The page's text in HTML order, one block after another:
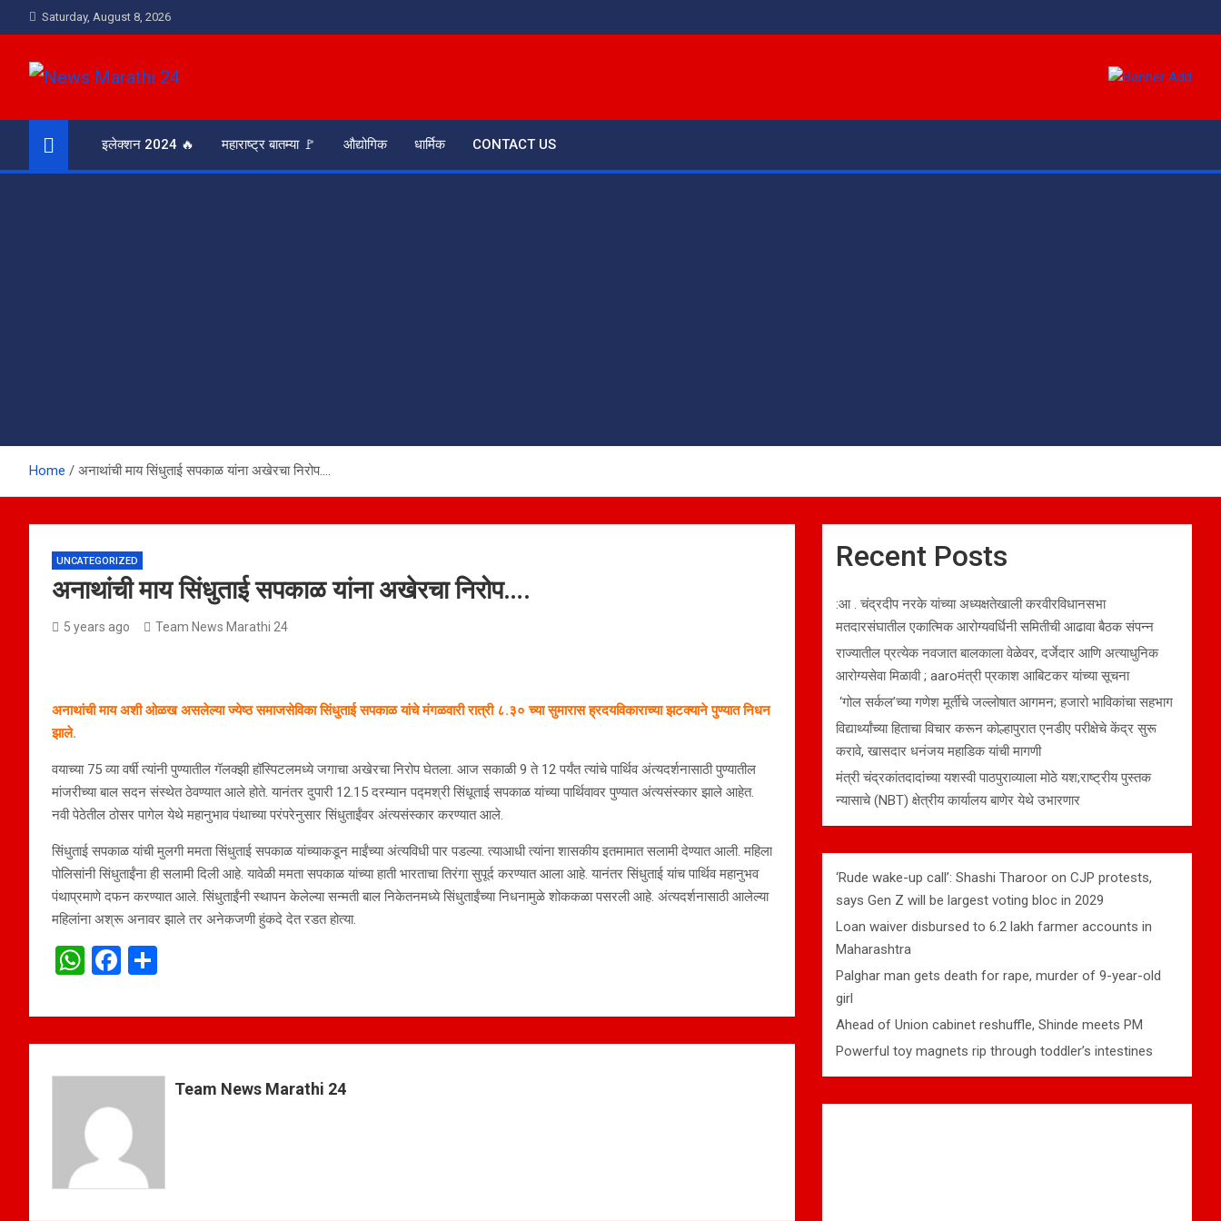
to
Saturday, August 8, 2026
News Marathi 24
इलेक्शन 2024 🔥 महाराष्ट्र बातम्या 🚩 औद्योगिक धार्मिक CONTACT US
Home अनाथांची माय सिंधुताई सपकाळ यांना अखेरचा निरोप….
UNCATEGORIZED
अनाथांची माय सिंधुताई सपकाळ यांना अखेरचा निरोप….
5 years ago Team News Marathi 24
अनाथांची माय अशी ओळख असलेल्या ज्येष्ठ समाजसेविका सिंधुताई सपकाळ यांचे मंगळवारी रात्री ८.३० च्या सुमारास ह्रदयविकाराच्या झटक्याने पुण्यात निधन
झाले.
वयाच्या 75 व्या वर्षी त्यांनी पुण्यातील गॅलक्झी हॉस्पिटलमध्ये जगाचा अखेरचा निरोप घेतला. आज सकाळी 9 ते 12 पर्यंत त्यांचे पार्थिव अंत्यदर्शनासाठी पुण्यातील
मांजरीच्या बाल सदन संस्थेत ठेवण्यात आले होते. यानंतर दुपारी 12.15 दरम्यान पद्मश्री सिंधूताई सपकाळ यांच्या पार्थिवावर पुण्यात अंत्यसंस्कार झाले आहेत.
नवी पेठेतील ठोसर पागेल येथे महानुभाव पंथाच्या परंपरेनुसार सिंधुताईंवर अंत्यसंस्कार करण्यात आले.
सिंधुताई सपकाळ यांची मुलगी ममता सिंधुताई सपकाळ यांच्याकडून माईंच्या अंत्यविधी पार पडल्या. त्याआधी त्यांना शासकीय इतमामात सलामी देण्यात आली. महिला
पोलिसांनी सिंधुताईंना ही सलामी दिली आहे. यावेळी ममता सपकाळ यांच्या हाती भारताचा तिरंगा सुपूर्द करण्यात आला आहे. यानंतर सिंधुताई यांच पार्थिव महानुभव
पंथाप्रमाणे दफन करण्यात आले. सिंधुताईंनी स्थापन केलेल्या सन्मती बाल निकेतनमध्ये सिंधुताईंच्या निधनामुळे शोककळा पसरली आहे. अंत्यदर्शनासाठी आलेल्या
महिलांना अश्रू अनावर झाले तर अनेकजणी हुंकदे देत रडत होत्या.
W
at
s
A
p
p
F
ce
b
o
o
k
ar
e
Team News Marathi 24
Recent Posts
:आ . चंद्रदीप नरके यांच्या अध्यक्षतेखाली करवीरविधानसभा
मतदारसंघातील एकात्मिक आरोग्यवर्धिनी समितीची आढावा बैठक संपन्न
राज्यातील प्रत्येक नवजात बालकाला वेळेवर, दर्जेदार आणि अत्याधुनिक
आरोग्यसेवा मिळावी ; aaroमंत्री प्रकाश आबिटकर यांच्या सूचना
‘गोल सर्कल’च्या गणेश मूर्तीचे जल्लोषात आगमन; हजारो भाविकांचा सहभाग
विद्यार्थ्यांच्या हिताचा विचार करून कोल्हापुरात एनडीए परीक्षेचे केंद्र सुरू
करावे, खासदार धनंजय महाडिक यांची मागणी
मंत्री चंद्रकांतदादांच्या यशस्वी पाठपुराव्याला मोठे यश;राष्ट्रीय पुस्तक
न्यासाचे (NBT) क्षेत्रीय कार्यालय बाणेर येथे उभारणार
‘Rude wake-up call’: Shashi Tharoor on CJP protests,
says Gen Z will be largest voting bloc in 2029
Loan waiver disbursed to 6.2 lakh farmer accounts in
Maharashtra
Palghar man gets death for rape, murder of 9-year-old
girl
Ahead of Union cabinet reshuffle, Shinde meets PM
Powerful toy magnets rip through toddler’s intestines